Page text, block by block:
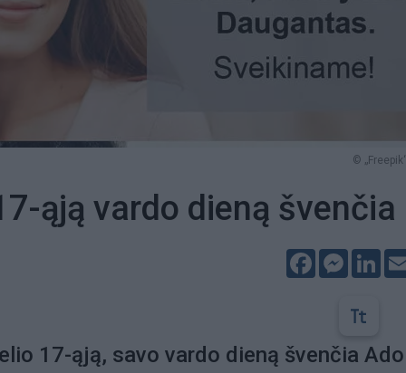
©
ąją vardo dieną švenčia
Facebook
17-ąją, savo vardo dieną švenčia